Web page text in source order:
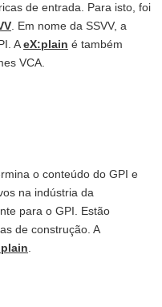
de entrada. Para isto, foi
. Em nome da SSVV, a
AeX:plain é também
VCA.
o conteúdo do GPI e
na indústria da
para o GPI. Estão
de construção. A